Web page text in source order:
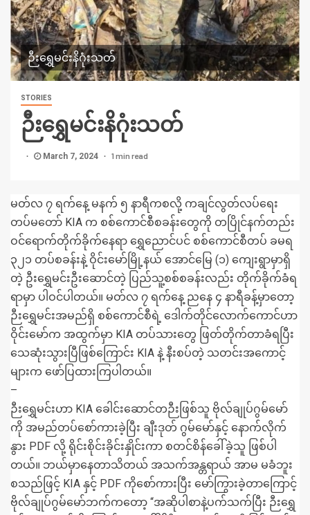
ဉီးရွှေမင်းနိဂုံးသတ်
STORIES
ဉီးရွှေမင်းနိဂုံးသတ်
March 7, 2024 1 min read
မတ်လ ၇ ရက်နေ့ မနက် ၅ နာရီကစလို့ ကချင်လွတ်လပ်ရေး
တပ်မတော် KIA က စစ်ကောင်စီစခန်းတွေကို တပြိုင်နက်တည်း
ဝင်ရောက်တိုက်ခိုက်နေရာ ရွှေညောင်ပင် စစ်ကောင်စီတပ် ခမရ
၃၂၁ တပ်စခန်းနဲ့ ဝိုင်းမော်မြို့နယ် အောင်မြေ (၁) ကျေးရွာမှာရှိ
တဲ့ ဦးရွှေမင်းဦးဆောင်တဲ့ ပြည်သူ့စစ်စခန်းလည်း တိုက်ခိုက်ခံရ
ရာမှာ ပါဝင်ပါတယ်။ မတ်လ ၇ ရက်နေ့ ညနေ ၄ နာရီခန့်မှာတော့
ဉီးရွှေမင်းအမည်ရှိ စစ်ကောင်စီရဲ့ ဒေါက်တိုင်လောက်ကောင်ဟာ
ဝိုင်းမော်က အထွက်မှာ KIA တပ်သားတွေ ဖြတ်တိုက်တာခံရပြီး
သေဆုံးသွားပြီဖြစ်ကြောင်း KIA နဲ့ နီးစပ်တဲ့ သတင်းအကောင့်
များက ဖော်ပြထားကြပါတယ်။
–
ဉီးရွှေမင်းဟာ KIA ခေါင်းဆောင်တဉီးဖြစ်သူ ဗိုလ်ချုပ်ဂွမ်မော်
ကို အမည်တပ်စော်ကားခဲ့ပြီး ချီးဒုတ် ဂွမ်မော်နှင့် နောက်လိုက်
နွား PDF လို့ ရိုင်းစိုင်းခိုင်းနှိုင်းကာ စတင်စိန်ခေါ်ခဲ့သူ ဖြစ်ပါ
တယ်။ ဘယ်မှာနေတာသိတယ် အသက်အန္တရာယ် အာမ မခံဘူး
စသည်ဖြင့် KIA နှင့် PDF ကိုစော်ကားပြီး မော်ကြွားခဲ့တာကြောင့်
ဗိုလ်ချုပ်ဂွမ်မော်ဘက်ကတော့ “အဆိုပါစာနဲ့ပက်သက်ပြီး ဉီးရွှေ